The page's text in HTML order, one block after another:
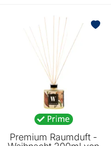
Premium Raumduft -